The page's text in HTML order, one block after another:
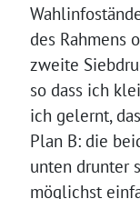
des Rahmens
zweite
so dass ich
ich gelernt,
Plan B: die
unten drunter
möglichst